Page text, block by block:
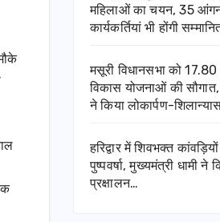
महिलाओं का चयन, 35
कार्यकर्तियां भी होंगी
मसूरी विधानसभा को
विकास योजनाओं की सौगात,
ने किया लोकार्पण-
हरिद्वार में शिवभक्त
पुष्पवर्षा, मुख्यमंत्री धामी ने
प्रक्षालन…